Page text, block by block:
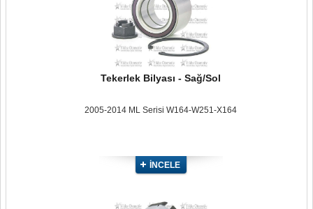
Tekerlek Bilyası - Sağ/Sol
2005-2014 ML Serisi W164-W251-X164
İNCELE